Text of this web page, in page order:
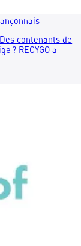
sont recyclés !